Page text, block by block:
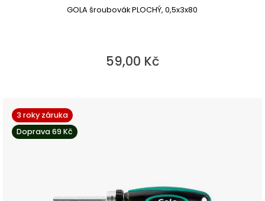
GOLA šroubovák PLOCHÝ, 0,5x3x80
59,00 Kč
3 roky záruka
Doprava 69 Kč